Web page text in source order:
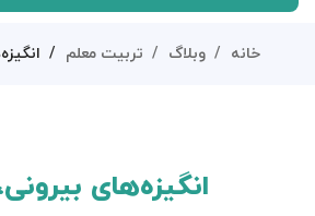
خانه وبلاگ تربیت معلم
انگیزه‌های